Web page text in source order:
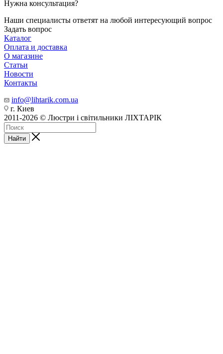
Нужна консультация?
Наши специалисты ответят на любой интересующий вопрос
Задать вопрос
Каталог
Оплата и доставка
О магазине
Статьи
Новости
Контакты
info@lihtarik.com.ua
г. Киев
2011-2026 © Люстри і світильники ЛІХТАРІК
Найти